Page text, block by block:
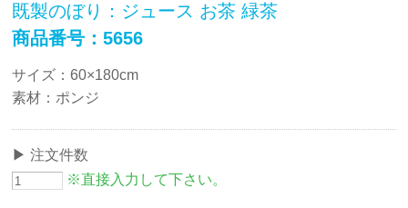
既製のぼり：ジュース お茶 緑茶
商品番号：5656
サイズ：60×180cm
素材：ポンジ
注文件数
※直接入力して下さい。